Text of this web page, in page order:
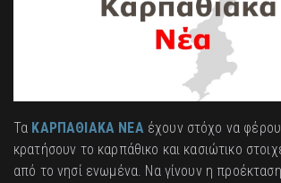
Τα ΚΑΡΠΑΘΙΑΚΑ ΝΕΑέχουν στόχο να
κρατήσουν το καρπάθικο και κασιώτικο
από το νησί ενωμένα. Να γίνουν η